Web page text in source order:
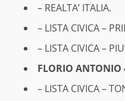
– REALTA’ ITALIA.
– LISTA CIVICA –
– LISTA CIVICA –
FLORIO ANTONIO
– LISTA CIVICA –